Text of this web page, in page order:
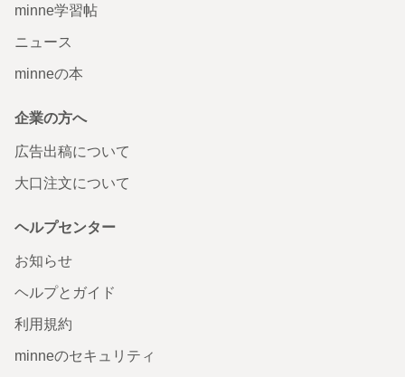
minne学習帖
ニュース
minneの本
企業の方へ
広告出稿について
大口注文について
ヘルプセンター
お知らせ
ヘルプとガイド
利用規約
minneのセキュリティ